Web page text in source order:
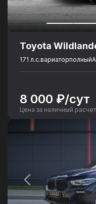
Toyota
171 л.с.вариаторполный
8 000 ₽/сут
Цена за наличный расчет